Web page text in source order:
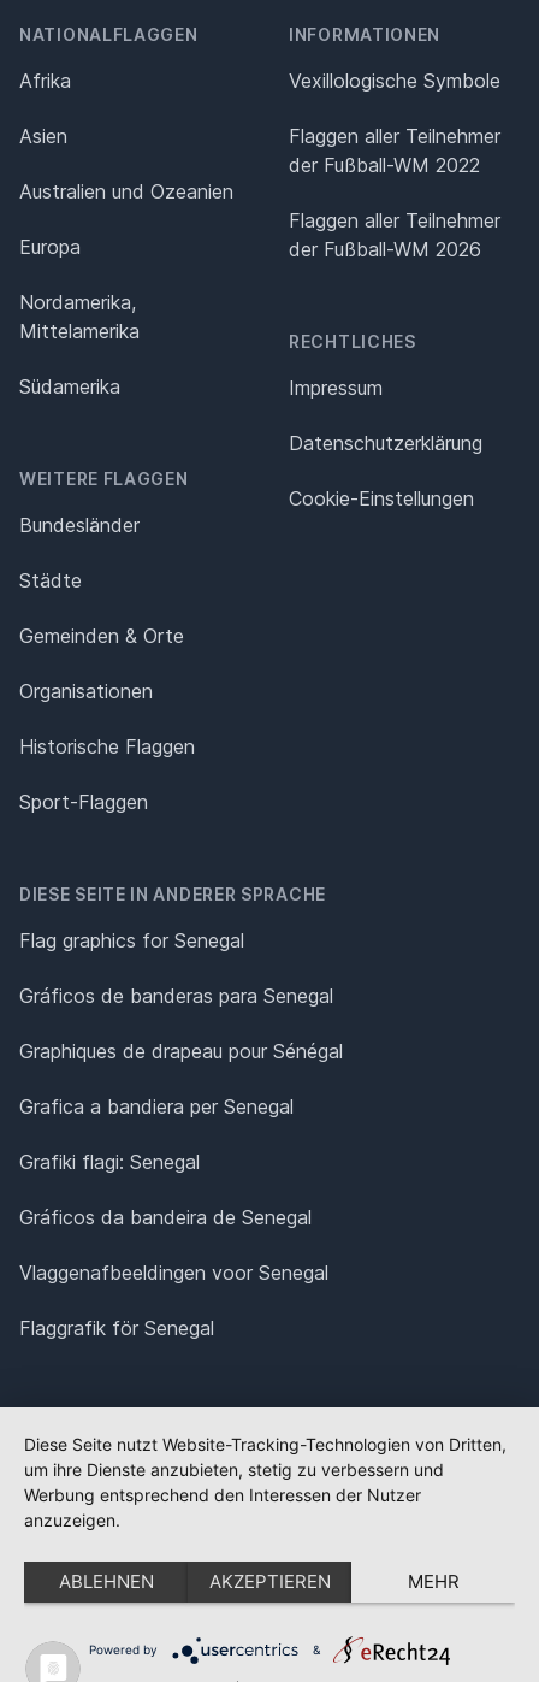
NATIONALFLAGGEN
Afrika
Asien
Australien und Ozeanien
Europa
Nordamerika,
Mittelamerika
Südamerika
WEITERE FLAGGEN
Bundesländer
Städte
Gemeinden & Orte
Organisationen
Historische Flaggen
Sport-Flaggen
INFORMATIONEN
Vexillologische Symbole
Flaggen aller Teilnehmer
der Fußball-WM 2022
Flaggen aller Teilnehmer
der Fußball-WM 2026
RECHTLICHES
Impressum
Datenschutz­erklärung
Cookie-Einstellungen
DIESE SEITE IN ANDERER SPRACHE
Flag graphics for Senegal
Gráficos de banderas para Senegal
Graphiques de drapeau pour Sénégal
Grafica a bandiera per Senegal
Grafiki flagi: Senegal
Gráficos da bandeira de Senegal
Vlaggenafbeeldingen voor Senegal
Flaggrafik för Senegal
Diese Seite nutzt Website-Tracking-Technologien von Dritten,
um ihre Dienste anzubieten, stetig zu verbessern und
Werbung entsprechend den Interessen der Nutzer
anzuzeigen.
ABLEHNEN AKZEPTIEREN MEHR
Powered by &